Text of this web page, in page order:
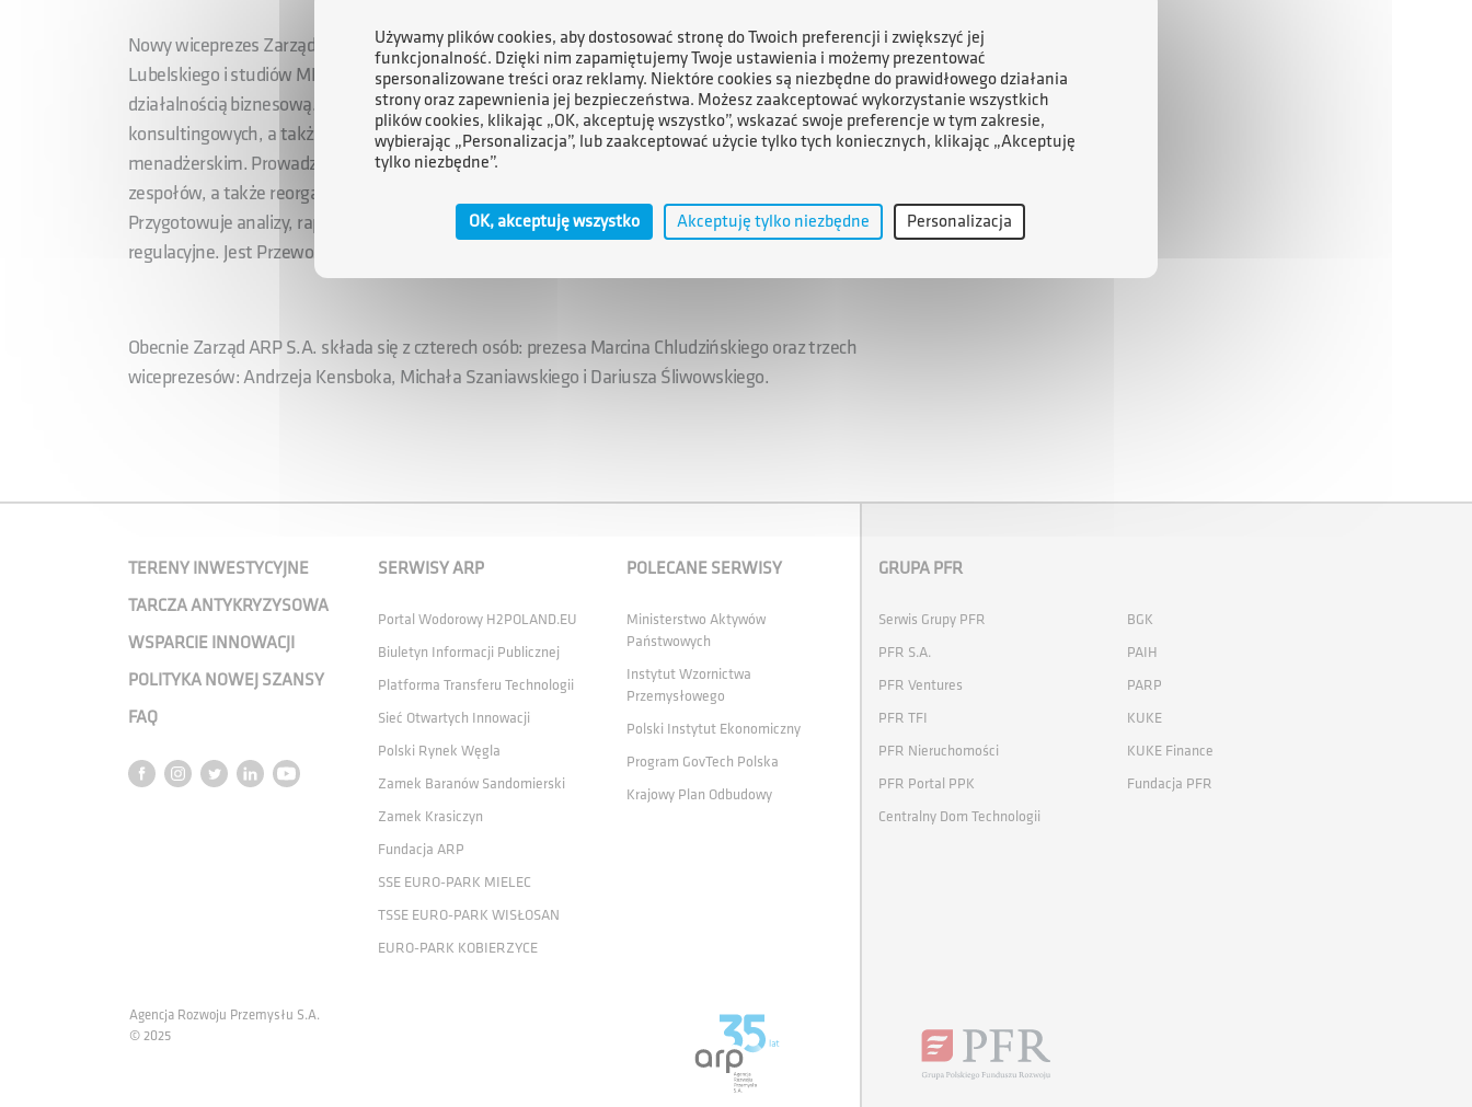
Nowy wiceprezes Zarządu ARP S.A. jest absolwentem Wydziału Filozofii Katolickiego Uniwersytetu
Lubelskiego i studiów MBA w szkole INSEAD we Francji. Od początku swojej kariery zawodowej związany z
działalnością biznesową. Posiada doświadczenie z międzynarodowych korporacji, firm produkcyjnych,
konsultingowych, a także z prowadzenia własnej działalności. Dysponuje wieloletnim doświadczeniem
menadżerskim. Prowadził projekty rekrutacyjne, restrukturyzacyjne, łączenia spółek, budowania
zespołów, a także reorganizacji produkcji i rozwoju sprzedaży, realizowane w Polsce i za granicą.
Przygotowuje analizy, raporty i artykuły na tematy gospodarcze, przedsiębiorczości, zarządzania i
regulacyjne. Jest Przewodniczącym Rady Programowej Polskiego Towarzystwa Gospodarczego.
Obecnie Zarząd ARP S.A. składa się z czterech osób: prezesa Marcina Chludzińskiego oraz trzech
wiceprezesów: Andrzeja Kensboka, Michała Szaniawskiego i Dariusza Śliwowskiego.
TERENY INWESTYCYJNE
TARCZA ANTYKRYZYSOWA
WSPARCIE INNOWACJI
POLITYKA NOWEJ SZANSY
FAQ
SERWISY ARP
Portal Wodorowy H2POLAND.EU
Biuletyn Informacji Publicznej
Platforma Transferu Technologii
Sieć Otwartych Innowacji
Polski Rynek Węgla
Zamek Baranów Sandomierski
Zamek Krasiczyn
Fundacja ARP
SSE EURO-PARK MIELEC
TSSE EURO-PARK WISŁOSAN
EURO-PARK KOBIERZYCE
POLECANE SERWISY
Ministerstwo Aktywów
Państwowych
Instytut Wzornictwa
Przemysłowego
Polski Instytut Ekonomiczny
Program GovTech Polska
Krajowy Plan Odbudowy
GRUPA PFR
Serwis Grupy PFR
PFR S.A.
PFR Ventures
PFR TFI
PFR Nieruchomości
PFR Portal PPK
Centralny Dom Technologii
BGK
PAIH
PARP
KUKE
KUKE Finance
Fundacja PFR
Agencja Rozwoju Przemysłu S.A.
© 2025
Używamy plików cookies, aby dostosować stronę do Twoich preferencji i zwiększyć jej
funkcjonalność. Dzięki nim zapamiętujemy Twoje ustawienia i możemy prezentować
spersonalizowane treści oraz reklamy. Niektóre cookies są niezbędne do prawidłowego działania
strony oraz zapewnienia jej bezpieczeństwa. Możesz zaakceptować wykorzystanie wszystkich
plików cookies, klikając „OK, akceptuję wszystko”, wskazać swoje preferencje w tym zakresie,
wybierając „Personalizacja”, lub zaakceptować użycie tylko tych koniecznych, klikając „Akceptuję
tylko niezbędne”.
OK, akceptuję wszystko Akceptuję tylko niezbędne Personalizacja